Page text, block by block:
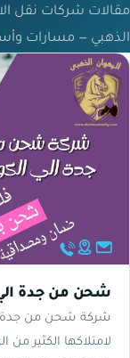
مقالات شركات نقل
الذهبي — مسارات
شحن من جدة
شركة شحن من جدة
لامتلاكها الكثير من